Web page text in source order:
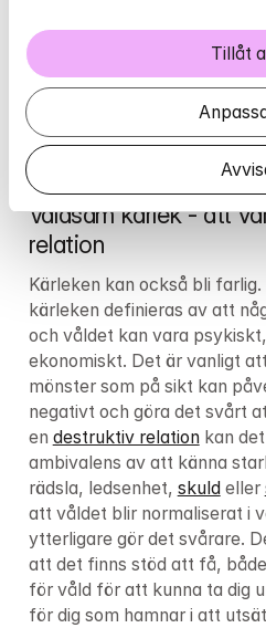
Tillåt
Kärleken är i sin essens
medför en risk - en risk att bli
älskar går bort eller att
förändras på något sätt. Som
olycklig kärlek göra extra
serotoninnivåer.
Våldsam kärlek - att
relation
Kärleken kan också bli
kärleken definieras av att
och våldet kan vara
ekonomiskt. Det är vanligt
mönster som på sikt kan
negativt och göra det svårt
en destruktiv relation kan det
ambivalens av att känna
rädsla, ledsenhet, skuld eller
att våldet blir normaliserat i
ytterligare gör det svårare.
att det finns stöd att få,
för våld för att kunna ta dig
för dig som hamnar i att